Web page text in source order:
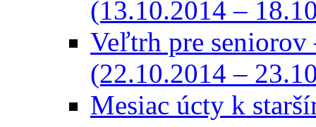
(13.10.2014 –
Veľtrh pre seniorov
(22.10.2014 –
Mesiac úcty k